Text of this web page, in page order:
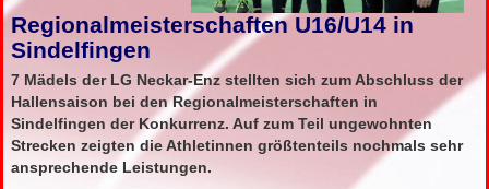
Regionalmeisterschaften U16/U14 in
Sindelfingen
7 Mädels der LG Neckar-Enz stellten sich zum Abschluss der
Hallensaison bei den Regionalmeisterschaften in
Sindelfingen der Konkurrenz. Auf zum Teil ungewohnten
Strecken zeigten die Athletinnen größtenteils nochmals sehr
ansprechende Leistungen.